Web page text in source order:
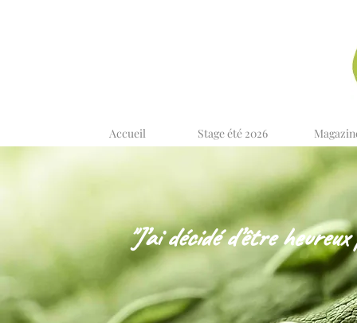
Accueil Stage été 2026
"J’ai décidé d’être